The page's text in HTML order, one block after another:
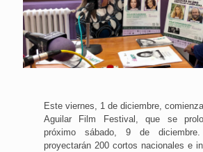
Este viernes, 1 de diciembre,
Aguilar Film Festival, que se
próximo sábado, 9 de
proyectarán 200 cortos nacionales e